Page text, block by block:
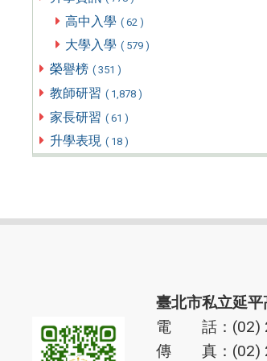
高中入學 ( 62 )
大學入學 ( 579 )
榮譽榜 ( 351 )
教師研習 ( 1,878 )
家長研習 ( 61 )
升學表現 ( 18 )
臺北市私立延
電 話：(02)
傳 真：(02)